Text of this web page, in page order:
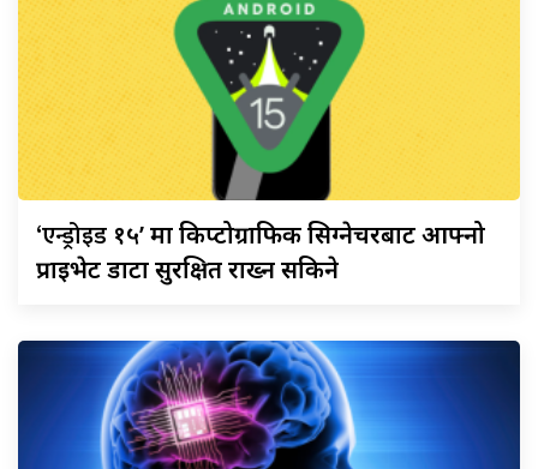
‘एन्ड्रोइड १५’ मा किप्टोग्राफिक सिग्नेचरबाट आफ्नो
प्राइभेट डाटा सुरक्षित राख्न सकिने